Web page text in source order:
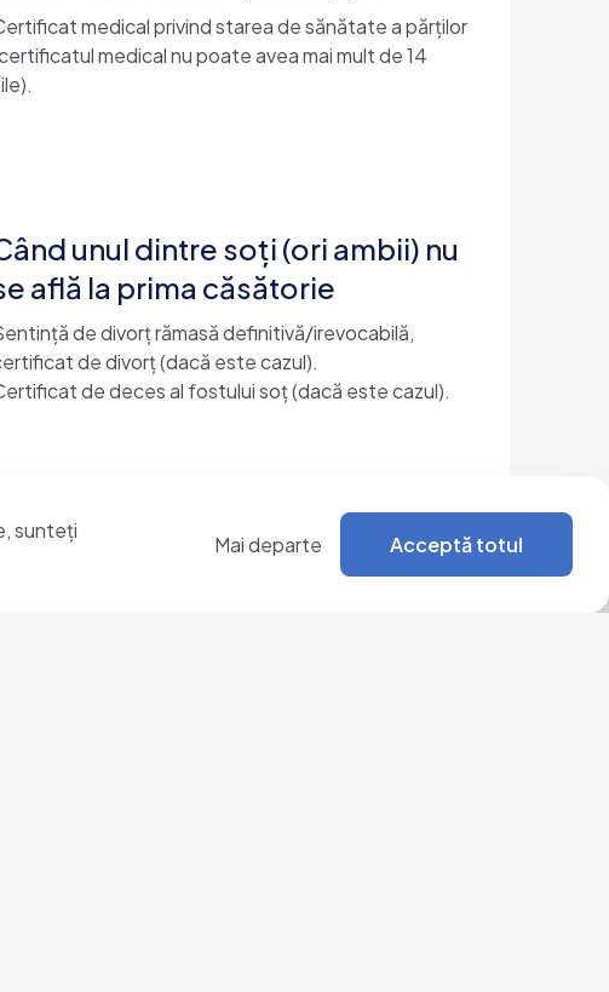
medical privind starea de sănătate a părților
medical nu poate avea mai mult de 14
unul dintre soţi (ori ambii) nu
află la prima căsătorie
de divorț rămasă definitivă/irevocabilă,
de divorț (dacă este cazul).
de deces al fostului soț (dacă este cazul).
sunteți
Mai departe Acceptă totul